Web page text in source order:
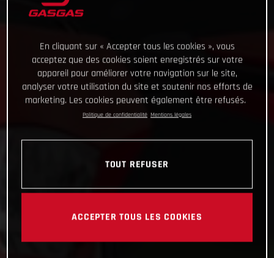
En cliquant sur « Accepter tous les cookies », vous
acceptez que des cookies soient enregistrés sur votre
appareil pour améliorer votre navigation sur le site,
analyser votre utilisation du site et soutenir nos efforts de
marketing. Les cookies peuvent également être refusés.
Politique de confidentialité Mentions légales
TOUT REFUSER
ACCEPTER TOUS LES COOKIES